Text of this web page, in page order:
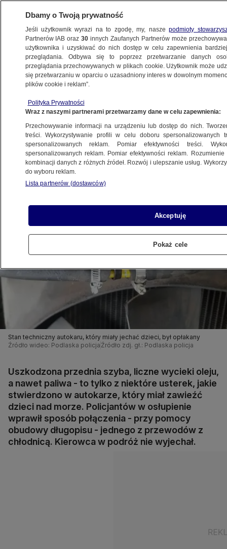
BIAŁYSTOK
w podróż nie wyjechał. "Przewody
połączone były za pomocą obudowy
długopisu"
23.08.2021, 13:24
Udostępnij
Stan techniczny autokaru, który miały jechać dzieci, był opłakany
Źródło wideo: Podlaska policja Źródło zdj. gł.: Podlaska policja
Uszkodzona przednia szyba, liczne wycieki oleju,
a nawet paliwa - to tylko z niektóre usterek, jakie
stwierdzono w autokarze, który miał zawieźć
dzieci nad morze. Policjantów w osłupienie
wprawił sposób połączenia - przy pomocy
obudowy długopisu - jednego z przewodów z
chłodnicą. Kierowca w podróż nie wyjechał.
Dbamy o Twoją prywatność
Jeśli użytkownik wyrazi na to zgodę, my, naszepodmioty
Partnerów IAB oraz30 innych Zaufanych Partnerów może
użytkownika i uzyskiwać do nich dostęp w celu zapewnienia
przeglądania. Odbywa się to poprzez przetwarzanie danych
przeglądania przechowywanych w plikach cookie. Użytkownik może
się przetwarzaniu w oparciu o uzasadniony interes w dowolnym
plików cookie i reklam”.
Polityka Prywatności
Wraz z naszymi partnerami przetwarzamy dane w celu zapewnienia:
Przechowywanie informacji na urządzeniu lub dostęp do nich.
treści. Wykorzystywanie profili w celu doboru spersonalizowanych
spersonalizowanych reklam. Pomiar efektywności treści.
spersonalizowanych reklam. Pomiar efektywności reklam.
kombinacji danych z różnych źródeł. Rozwój i ulepszanie usług.
do wyboru reklam.
Lista partnerów (dostawców)
Akceptuję
Pokaż cele